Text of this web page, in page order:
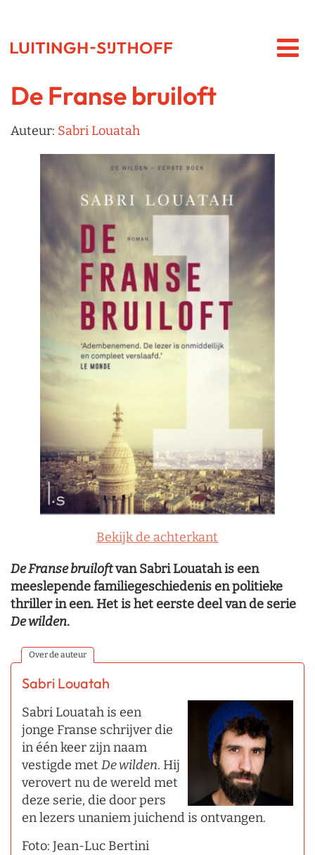
De Franse bruiloft
Auteur: Sabri Louatah
Bekijk de achterkant
De Franse bruiloftvan Sabri Louatah is een
meeslepende familiegeschiedenis en politieke
thriller in een. Het is het eerste deel van de serie
De wilden.
Over de auteur
Sabri Louatah
Sabri Louatah is een
jonge Franse schrijver die
in één keer zijn naam
vestigde met De wilden. Hij
verovert nu de wereld met
deze serie, die door pers
en lezers unaniem juichend is ontvangen.
Foto: Jean-Luc Bertini